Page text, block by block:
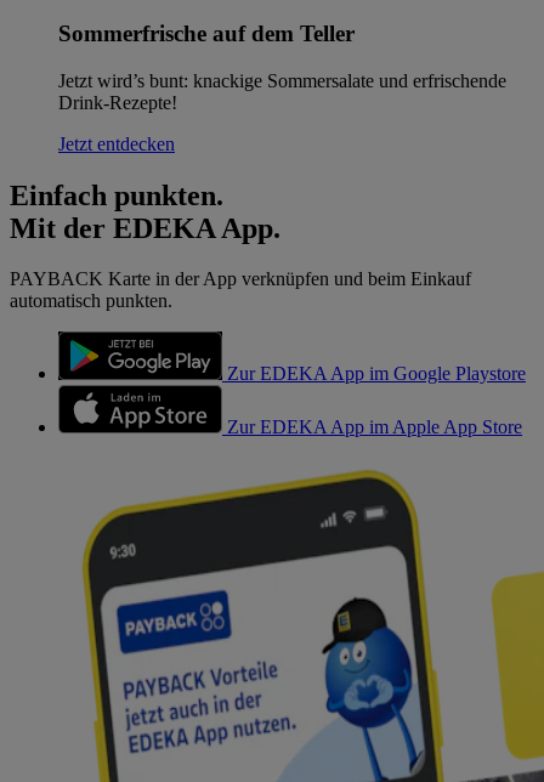
Sommerfrische auf dem Teller
Jetzt wird’s bunt: knackige Sommersalate und erfrischende
Drink-Rezepte!
Jetzt entdecken
Einfach punkten.
Mit der EDEKA App.
PAYBACK Karte in der App verknüpfen und beim Einkauf
automatisch punkten.
Zur EDEKA App im Google Playstore
Zur EDEKA App im Apple App Store